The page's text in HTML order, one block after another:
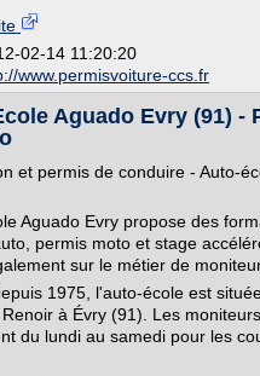
02-14 11:20:20
www.permisvoiture-ccs.fr
Aguado Evry (91) -
et permis de conduire - Auto-
Aguado Evry propose des
permis moto et stage
sur le métier de
1975, l'auto-école est
à Évry (91). Les
du lundi au samedi pour les